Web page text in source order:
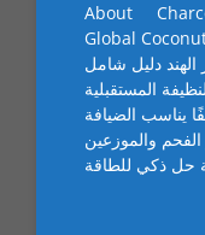
About
Global
دليل شامل
المستقبلية
يناسب الضيافة
والموزعين
حل ذكي للطاقة